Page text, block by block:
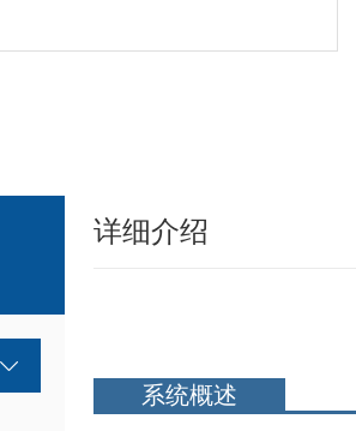
详细介绍
系统概述